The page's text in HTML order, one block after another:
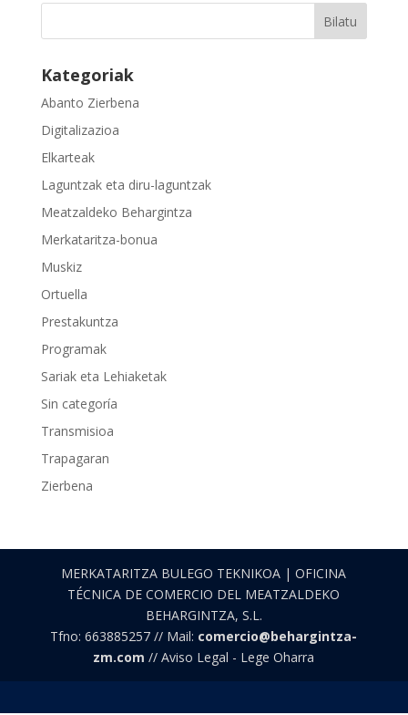
Kategoriak
Abanto Zierbena
Digitalizazioa
Elkarteak
Laguntzak eta diru-laguntzak
Meatzaldeko Behargintza
Merkataritza-bonua
Muskiz
Ortuella
Prestakuntza
Programak
Sariak eta Lehiaketak
Sin categoría
Transmisioa
Trapagaran
Zierbena
MERKATARITZA BULEGO TEKNIKOA | OFICINA
TÉCNICA DE COMERCIO DEL MEATZALDEKO
BEHARGINTZA, S.L.
Tfno: 663885257 // Mail: comercio@behargintza-
zm.com // Aviso Legal - Lege Oharra